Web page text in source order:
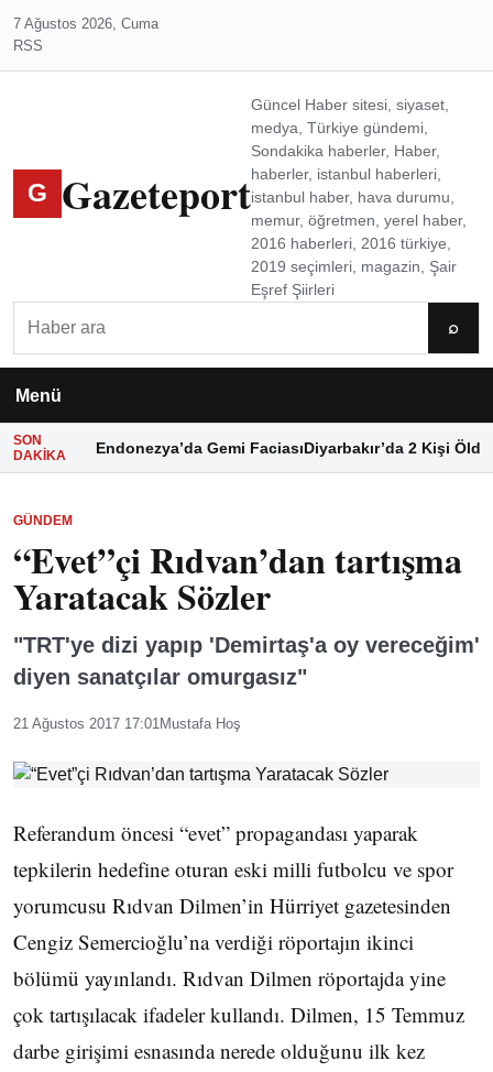
7 Ağustos 2026, Cuma
RSS
G Gazeteport
Güncel Haber sitesi, siyaset,
medya, Türkiye gündemi,
Sondakika haberler, Haber,
haberler, istanbul haberleri,
istanbul haber, hava durumu,
memur, öğretmen, yerel haber,
2016 haberleri, 2016 türkiye,
2019 seçimleri, magazin, Şair
Eşref Şiirleri
⌕
Menü
SON
DAKIKA
Endonezya’da Gemi FaciasıDiyarbakır’da 2 Kişi Öldü
GÜNDEM
“Evet”çi Rıdvan’dan tartışma
Yaratacak Sözler
"TRT'ye dizi yapıp 'Demirtaş'a oy vereceğim'
diyen sanatçılar omurgasız"
21 Ağustos 2017 17:01Mustafa Hoş
Referandum öncesi “evet” propagandası yaparak
tepkilerin hedefine oturan eski milli futbolcu ve spor
yorumcusu Rıdvan Dilmen’in Hürriyet gazetesinden
Cengiz Semercioğlu’na verdiği röportajın ikinci
bölümü yayınlandı. Rıdvan Dilmen röportajda yine
çok tartışılacak ifadeler kullandı. Dilmen, 15 Temmuz
darbe girişimi esnasında nerede olduğunu ilk kez